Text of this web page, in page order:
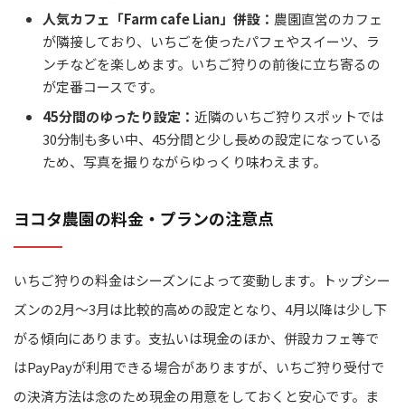
人気カフェ「Farm cafe Lian」併設： 農園直営のカフェ
が隣接しており、いちごを使ったパフェやスイーツ、ラ
ンチなどを楽しめます。いちご狩りの前後に立ち寄るの
が定番コースです。
45分間のゆったり設定： 近隣のいちご狩りスポットでは
30分制も多い中、45分間と少し長めの設定になっている
ため、写真を撮りながらゆっくり味わえます。
ヨコタ農園の料金・プランの注意点
いちご狩りの料金はシーズンによって変動します。トップシー
ズンの2月～3月は比較的高めの設定となり、4月以降は少し下
がる傾向にあります。支払いは現金のほか、併設カフェ等で
はPayPayが利用できる場合がありますが、いちご狩り受付で
の決済方法は念のため現金の用意をしておくと安心です。ま